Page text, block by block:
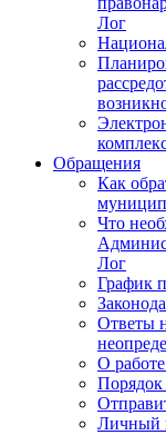
Лог
Обращения
Как
Что
Лог
График
Ответы
О
Порядок
Личный